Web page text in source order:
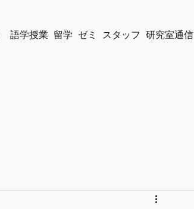
語学授業 留学 ゼミ スタッフ 研究室通信